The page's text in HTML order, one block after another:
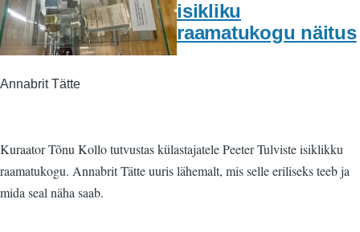
isikliku
raamatukogu näitus
Annabrit Tätte
Kuraator Tõnu Kollo tutvustas külastajatele Peeter Tulviste isiklikku
raamatukogu. Annabrit Tätte uuris lähemalt, mis selle eriliseks teeb ja
mida seal näha saab.